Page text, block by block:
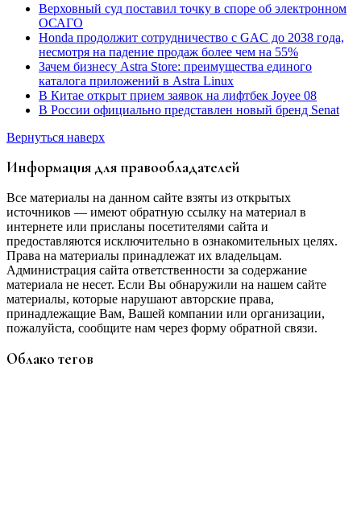
Верховный суд поставил точку в споре об электронном
ОСАГО
Honda продолжит сотрудничество с GAC до 2038 года,
несмотря на падение продаж более чем на 55%
Зачем бизнесу Astra Store: преимущества единого
каталога приложений в Astra Linux
В Китае открыт прием заявок на лифтбек Joyee 08
В России официально представлен новый бренд Senat
Вернуться наверх
Информация для правообладателей
Все материалы на данном сайте взяты из открытых
источников — имеют обратную ссылку на материал в
интернете или присланы посетителями сайта и
предоставляются исключительно в ознакомительных целях.
Права на материалы принадлежат их владельцам.
Администрация сайта ответственности за содержание
материала не несет. Если Вы обнаружили на нашем сайте
материалы, которые нарушают авторские права,
принадлежащие Вам, Вашей компании или организации,
пожалуйста, сообщите нам через форму обратной связи.
Облако тегов